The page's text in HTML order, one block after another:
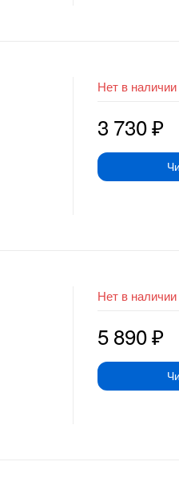
Нет в наличии
3 730₽
Нет в наличии
5 890₽